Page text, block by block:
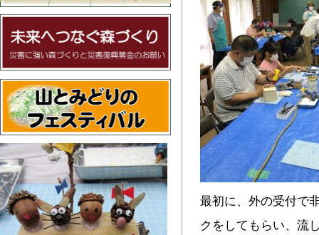
最初に、外の受付で
クをしてもらい、流